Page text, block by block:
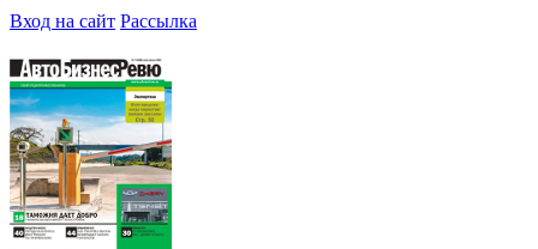
Вход на сайт Рассылка